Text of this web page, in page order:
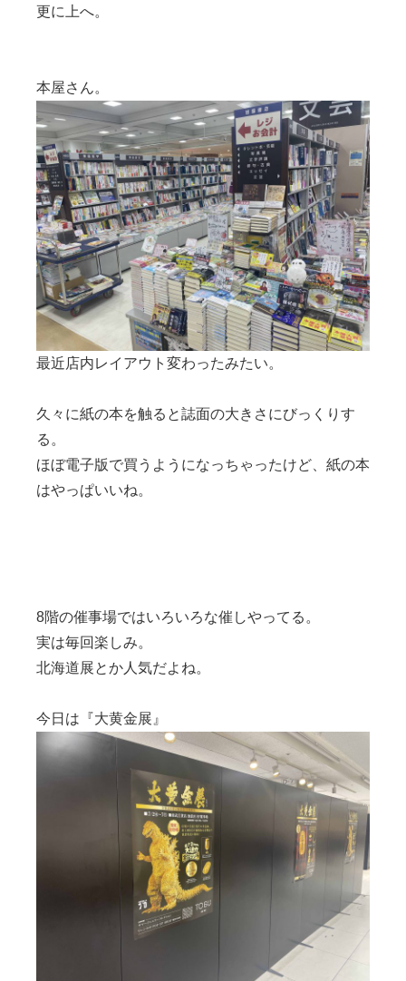
更に上へ。
本屋さん。
最近店内レイアウト変わったみたい。
久々に紙の本を触ると誌面の大きさにびっくりす
る。
ほぼ電子版で買うようになっちゃったけど、紙の本
はやっぱいいね。
8階の催事場ではいろいろな催しやってる。
実は毎回楽しみ。
北海道展とか人気だよね。
今日は『大黄金展』